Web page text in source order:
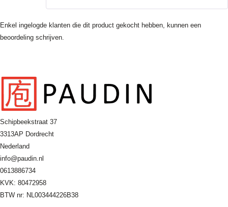
Enkel ingelogde klanten die dit product gekocht hebben, kunnen een
beoordeling schrijven.
Schipbeekstraat 37
3313AP Dordrecht
Nederland
info@paudin.nl
0613886734
KVK: 80472958
BTW nr: NL003444226B38